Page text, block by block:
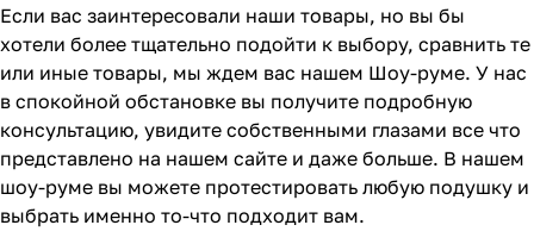
Если вас заинтересовали наши товары, но вы бы
хотели более тщательно подойти к выбору, сравнить те
или иные товары, мы ждем вас нашем Шоу-руме. У нас
в спокойной обстановке вы получите подробную
консультацию, увидите собственными глазами все что
представлено на нашем сайте и даже больше. В нашем
шоу-руме вы можете протестировать любую подушку и
выбрать именно то-что подходит вам.